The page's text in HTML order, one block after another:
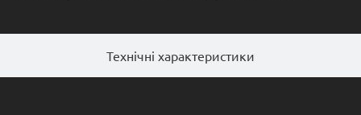
Технічні характеристики